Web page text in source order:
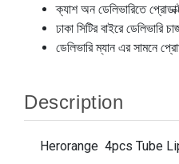
ক্যাশ অন ডেলিভারিতে
ঢাকা সিটির বাইরে ডেলিভারি
ডেলিভারি ম্যান এর সামনে
Description
Herorange 4pcs Tube